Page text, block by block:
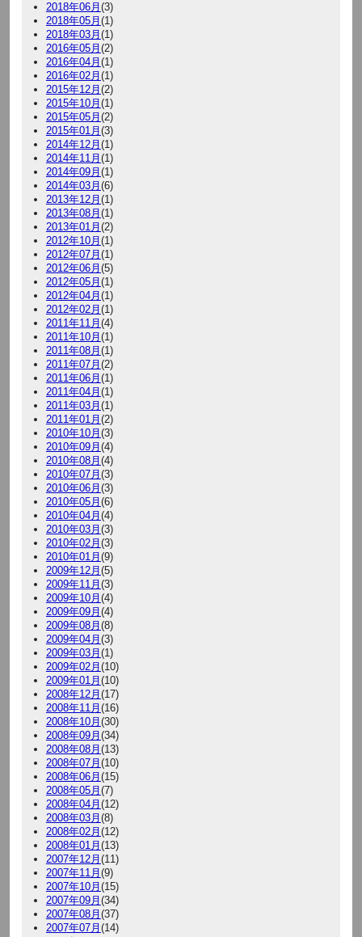
2018年06月(3)
2018年05月(1)
2018年03月(1)
2016年05月(2)
2016年04月(1)
2016年02月(1)
2015年12月(2)
2015年10月(1)
2015年05月(2)
2015年01月(3)
2014年12月(1)
2014年11月(1)
2014年09月(1)
2014年03月(6)
2013年12月(1)
2013年08月(1)
2013年01月(2)
2012年10月(1)
2012年07月(1)
2012年06月(5)
2012年05月(1)
2012年04月(1)
2012年02月(1)
2011年11月(4)
2011年10月(1)
2011年08月(1)
2011年07月(2)
2011年06月(1)
2011年04月(1)
2011年03月(1)
2011年01月(2)
2010年10月(3)
2010年09月(4)
2010年08月(4)
2010年07月(3)
2010年06月(3)
2010年05月(6)
2010年04月(4)
2010年03月(3)
2010年02月(3)
2010年01月(9)
2009年12月(5)
2009年11月(3)
2009年10月(4)
2009年09月(4)
2009年08月(8)
2009年04月(3)
2009年03月(1)
2009年02月(10)
2009年01月(10)
2008年12月(17)
2008年11月(16)
2008年10月(30)
2008年09月(34)
2008年08月(13)
2008年07月(10)
2008年06月(15)
2008年05月(7)
2008年04月(12)
2008年03月(8)
2008年02月(12)
2008年01月(13)
2007年12月(11)
2007年11月(9)
2007年10月(15)
2007年09月(34)
2007年08月(37)
2007年07月(14)